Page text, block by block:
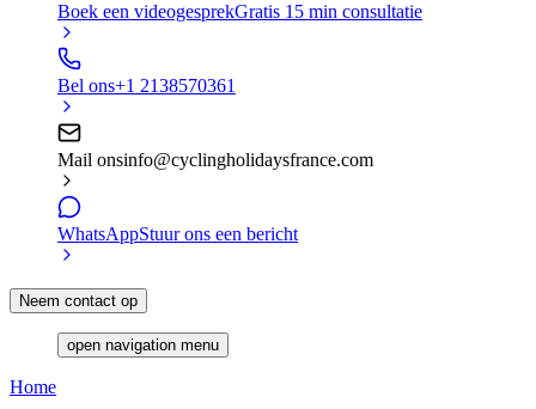
Boek een videogesprekGratis 15 min consultatie
Bel ons+1 2138570361
Mail onsinfo@cyclingholidaysfrance.com
WhatsAppStuur ons een bericht
Neem contact op
open navigation menu
Home